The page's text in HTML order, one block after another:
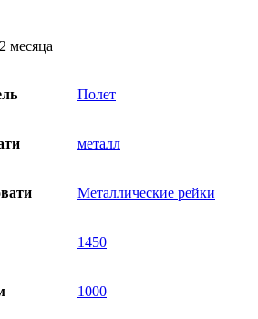
месяца
Полет
металл
Металлические рейки
1450
1000